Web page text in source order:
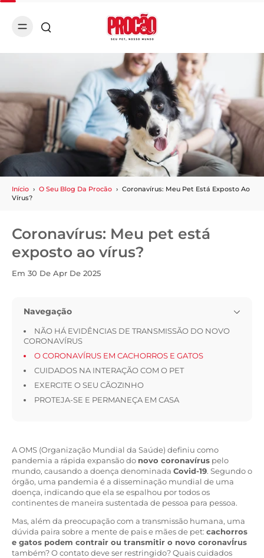
Início › O Seu Blog Da Procão › Coronavírus: Meu Pet Está Exposto Ao
Vírus?
Coronavírus: Meu pet está
exposto ao vírus?
Em 30 De Apr De 2025
Navegação
NÃO HÁ EVIDÊNCIAS DE TRANSMISSÃO DO NOVO
CORONAVÍRUS
O CORONAVÍRUS EM CACHORROS E GATOS
CUIDADOS NA INTERAÇÃO COM O PET
EXERCITE O SEU CÃOZINHO
PROTEJA-SE E PERMANEÇA EM CASA
A OMS (Organização Mundial da Saúde) definiu como
pandemia a rápida expansão do novo coronavírus pelo
mundo, causando a doença denominada Covid-19. Segundo o
órgão, uma pandemia é a disseminação mundial de uma
doença, indicando que ela se espalhou por todos os
continentes de maneira sustentada de pessoa para pessoa.
Mas, além da preocupação com a transmissão humana, uma
dúvida paira sobre a mente de pais e mães de pet: cachorros
e gatos podem contrair ou transmitir o novo coronavÍrus
também? O contato deve ser restringido? Quais cuidados